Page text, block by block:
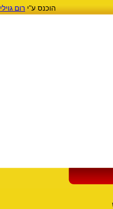
הוכנס ע"י רום גוילי